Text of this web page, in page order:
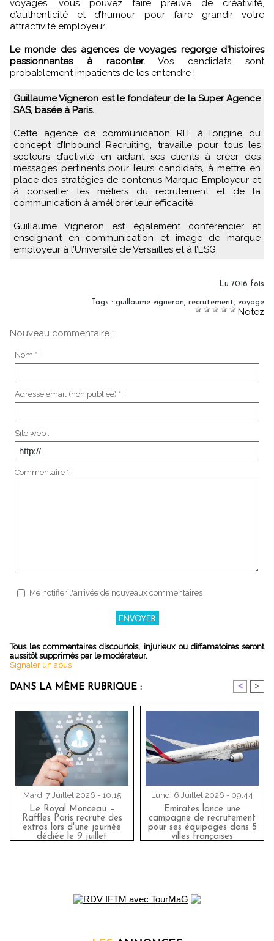
voyages, vous pouvez faire preuve de créativité,
d’authenticité et d’humour pour faire grandir votre
attractivité employeur.
Le monde des agences de voyages regorge d'histoires
passionnantes à raconter.Vos candidats sont
probablement impatients de les entendre !
Guillaume Vigneron est le fondateur de la Super Agence
SAS, basée à Paris.
Cette agence de communication RH, à l’origine du
concept d’Inbound Recruiting, travaille pour tous les
secteurs d’activité en aidant ses clients à créer des
messages pertinents pour leurs candidats, à mettre en
place des stratégies de contenus Marque Employeur et
à conseiller les métiers du recrutement et de la
communication à améliorer leur efficacité.
Guillaume Vigneron est également conférencier et
enseignant en communication et image de marque
employeur à l’Université de Versailles et à l’ESG.
Lu 7016 fois
Tags : guillaume vigneron, recrutement, voyage
Notez
Nouveau commentaire :
Nom * :
Adresse email (non publiée) * :
Site web :
Commentaire * :
Me notifier l'arrivée de nouveaux commentaires
Tous les commentaires discourtois, injurieux ou diffamatoires seront
aussitôt supprimés par le modérateur.
Signaler un abus
DANS LA MÊME RUBRIQUE : < >
Mardi 7 Juillet 2026 - 10:15
Le Royal Monceau –
Raffles Paris recrute des
extras lors d'une journée
dédiée le 9 juillet
Lundi 6 Juillet 2026 - 09:44
Emirates lance une
campagne de recrutement
pour ses équipages dans 5
villes françaises